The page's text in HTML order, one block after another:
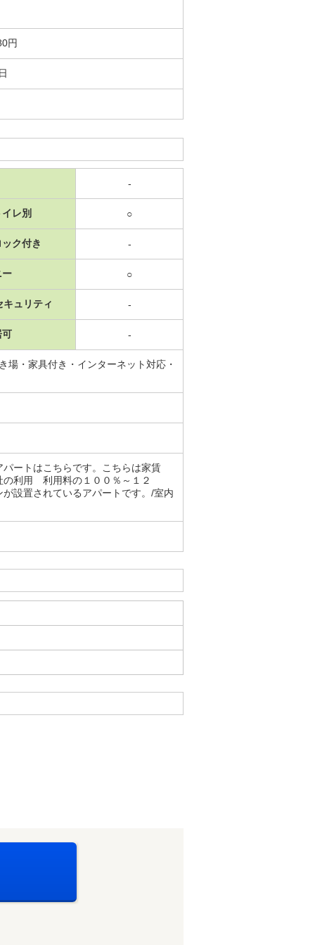
円
-
レ別 ○
ク付き -
ー ○
キュリティ -
可 -
場・家具付き・インターネット対応・
ートはこちらです。こちらは家賃
の利用 利用料の１００％～１２
設置されているアパートです。/室内